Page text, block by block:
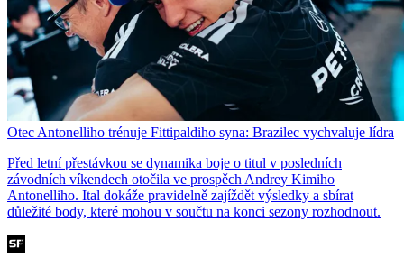
Otec Antonelliho trénuje Fittipaldiho syna: Brazilec vychvaluje lídra
Před letní přestávkou se dynamika boje o titul v posledních
závodních víkendech otočila ve prospěch Andrey Kimiho
Antonelliho. Ital dokáže pravidelně zajíždět výsledky a sbírat
důležité body, které mohou v součtu na konci sezony rozhodnout.